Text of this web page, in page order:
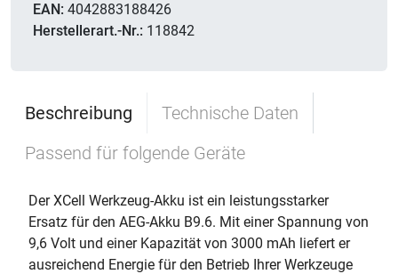
EAN: 4042883188426
Herstellerart.-Nr.: 118842
Beschreibung
Technische Daten
Passend für folgende Geräte
Der XCell Werkzeug-Akku ist ein leistungsstarker
Ersatz für den AEG-Akku B9.6. Mit einer Spannung von
9,6 Volt und einer Kapazität von 3000 mAh liefert er
ausreichend Energie für den Betrieb Ihrer Werkzeuge